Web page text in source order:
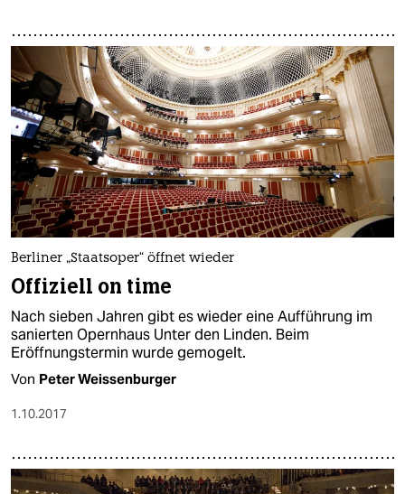
Berliner „Staatsoper“ öffnet wieder
Offiziell on time
Nach sieben Jahren gibt es wieder eine Aufführung im
sanierten Opernhaus Unter den Linden. Beim
Eröffnungstermin wurde gemogelt.
Von Peter Weissenburger
1.10.2017